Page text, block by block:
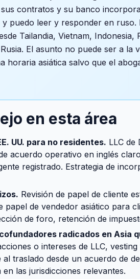
contratos y su banco
puedo leer y responder en
Tailandia, Vietnam, Indonesia,
El asunto no puede ser a la
horaria asiática salvo que el
en esta área
UU. para no residentes. LLC de
acuerdo operativo en inglés
registrado. Estrategia de
Revisión de papel de cliente
papel de vendedor asiático para
de foro, retención de
radicados en Asia
o intereses de LLC,
al traslado desde un acuerdo de
las jurisdicciones relevantes.